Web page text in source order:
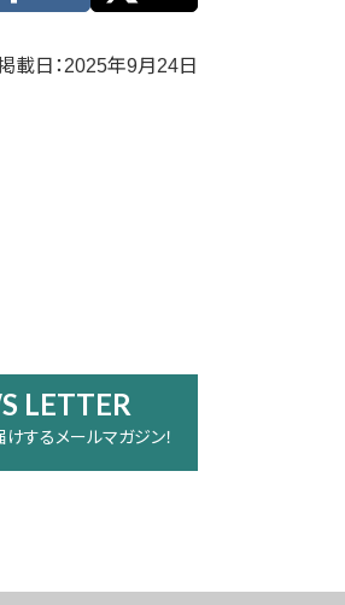
載日：2025年9月24日
LETTER
するメールマガジン！